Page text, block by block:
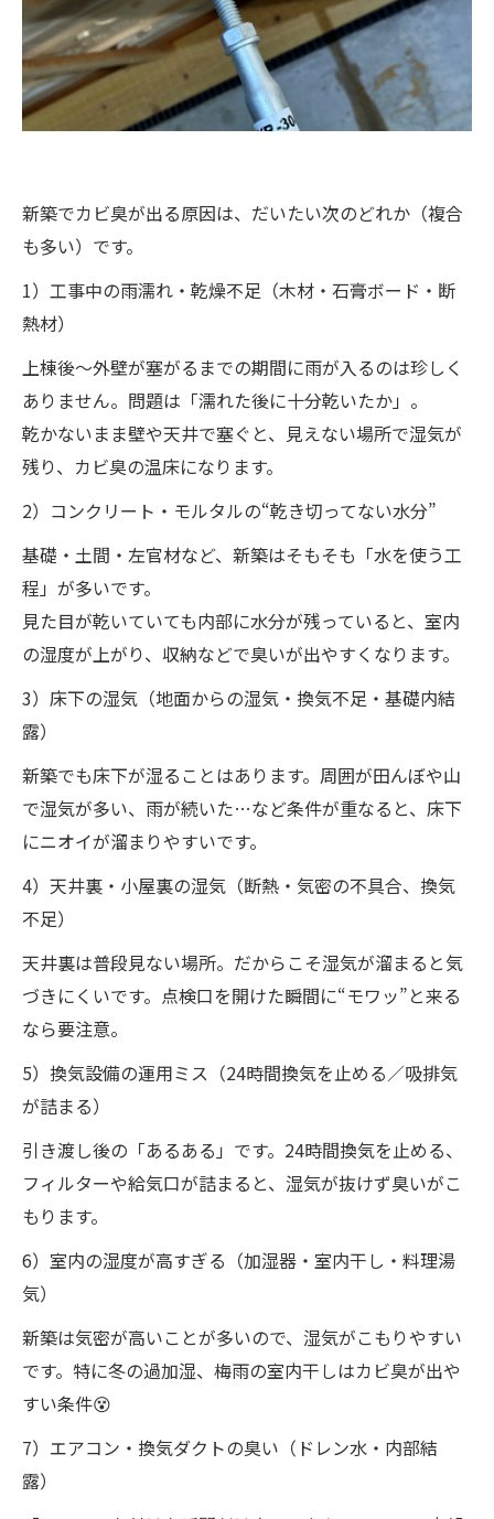
新築でカビ臭が出る原因は、だいたい次のどれか（複合
も多い）です。
1）工事中の雨濡れ・乾燥不足（木材・石膏ボード・断
熱材）
上棟後〜外壁が塞がるまでの期間に雨が入るのは珍しく
ありません。問題は「濡れた後に十分乾いたか」。
乾かないまま壁や天井で塞ぐと、見えない場所で湿気が
残り、カビ臭の温床になります。
2）コンクリート・モルタルの“乾き切ってない水分”
基礎・土間・左官材など、新築はそもそも「水を使う工
程」が多いです。
見た目が乾いていても内部に水分が残っていると、室内
の湿度が上がり、収納などで臭いが出やすくなります。
3）床下の湿気（地面からの湿気・換気不足・基礎内結
露）
新築でも床下が湿ることはあります。周囲が田んぼや山
で湿気が多い、雨が続いた…など条件が重なると、床下
にニオイが溜まりやすいです。
4）天井裏・小屋裏の湿気（断熱・気密の不具合、換気
不足）
天井裏は普段見ない場所。だからこそ湿気が溜まると気
づきにくいです。点検口を開けた瞬間に“モワッ”と来る
なら要注意。
5）換気設備の運用ミス（24時間換気を止める／吸排気
が詰まる）
引き渡し後の「あるある」です。24時間換気を止める、
フィルターや給気口が詰まると、湿気が抜けず臭いがこ
もります。
6）室内の湿度が高すぎる（加湿器・室内干し・料理湯
気）
新築は気密が高いことが多いので、湿気がこもりやすい
です。特に冬の過加湿、梅雨の室内干しはカビ臭が出や
すい条件😵
7）エアコン・換気ダクトの臭い（ドレン水・内部結
露）